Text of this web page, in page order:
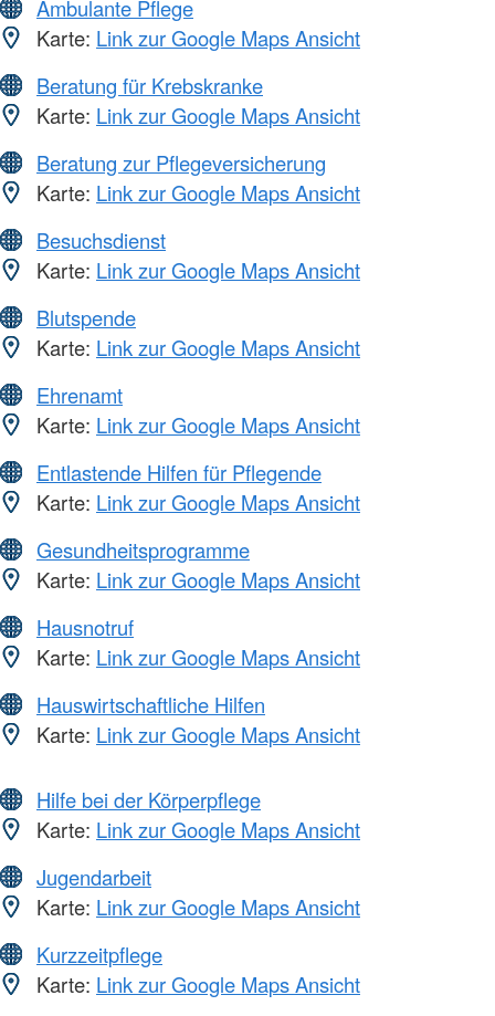
Ambulante Pflege
Karte: Link zur Google Maps Ansicht
Beratung für Krebskranke
Karte: Link zur Google Maps Ansicht
Beratung zur Pflegeversicherung
Karte: Link zur Google Maps Ansicht
Besuchsdienst
Karte: Link zur Google Maps Ansicht
Blutspende
Karte: Link zur Google Maps Ansicht
Ehrenamt
Karte: Link zur Google Maps Ansicht
Entlastende Hilfen für Pflegende
Karte: Link zur Google Maps Ansicht
Gesundheitsprogramme
Karte: Link zur Google Maps Ansicht
Hausnotruf
Karte: Link zur Google Maps Ansicht
Hauswirtschaftliche Hilfen
Karte: Link zur Google Maps Ansicht
Hilfe bei der Körperpflege
Karte: Link zur Google Maps Ansicht
Jugendarbeit
Karte: Link zur Google Maps Ansicht
Kurzzeitpflege
Karte: Link zur Google Maps Ansicht